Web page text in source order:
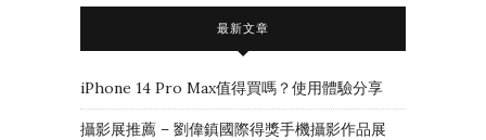
最新文章
iPhone 14 Pro Max值得買嗎？使用體驗分享
攝影展推薦 – 劉偉鎮國際得獎手機攝影作品展